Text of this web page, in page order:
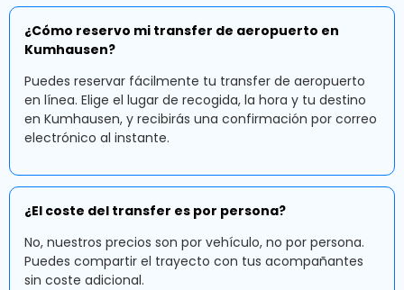
¿Cómo reservo mi transfer de aeropuerto en
Kumhausen?
Puedes reservar fácilmente tu transfer de aeropuerto
en línea. Elige el lugar de recogida, la hora y tu destino
en Kumhausen, y recibirás una confirmación por correo
electrónico al instante.
¿El coste del transfer es por persona?
No, nuestros precios son por vehículo, no por persona.
Puedes compartir el trayecto con tus acompañantes
sin coste adicional.